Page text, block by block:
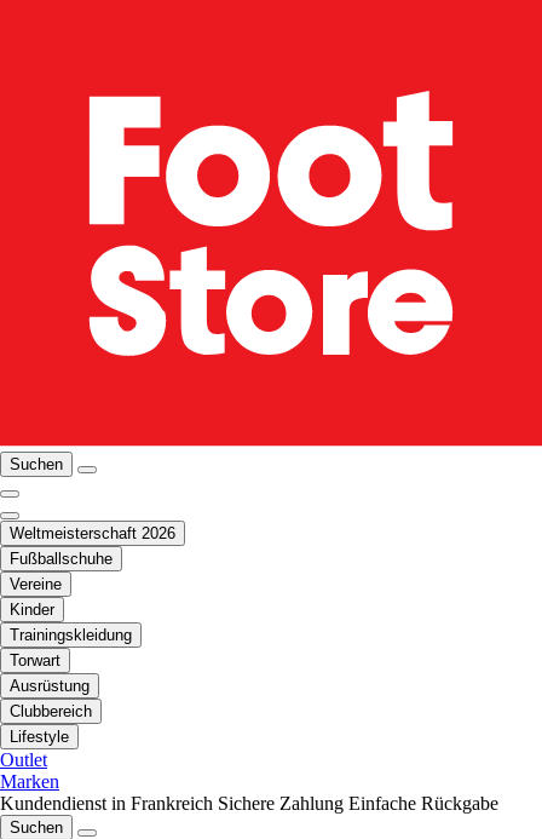
Suchen
Weltmeisterschaft 2026
Fußballschuhe
Vereine
Kinder
Trainingskleidung
Torwart
Ausrüstung
Clubbereich
Lifestyle
Outlet
Marken
Kundendienst in Frankreich Sichere Zahlung Einfache Rückgabe
Suchen